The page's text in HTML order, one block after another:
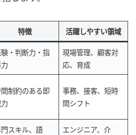
特徴 活躍しやすい領域
・判断力・指
現場管理、顧客対
応、育成
制約のある即
事務、接客、短時
間シフト
スキル、語
エンジニア、介